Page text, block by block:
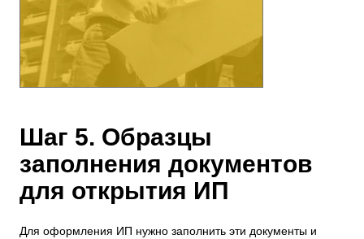
Шаг 5. Образцы
заполнения документов
для открытия ИП
Для оформления ИП нужно заполнить эти документы и